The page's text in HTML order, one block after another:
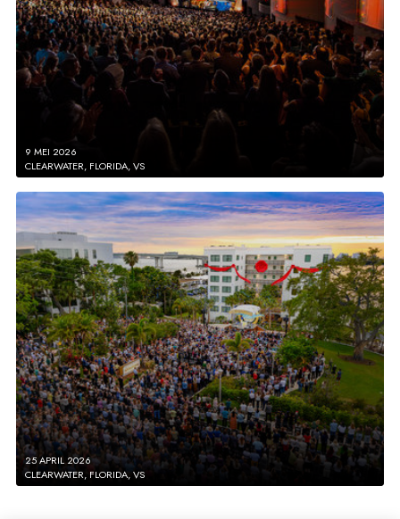
9 MEI 2026
CLEARWATER, FLORIDA, VS
25 APRIL 2026
CLEARWATER, FLORIDA, VS